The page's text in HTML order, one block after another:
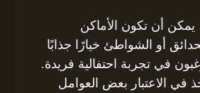
أن تكون الأماكن
أو الشواطئ خيارًا جذابًا
في تجربة احتفالية فريدة.
في الاعتبار بعض العوامل